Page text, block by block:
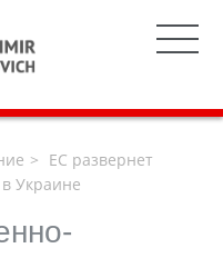
ЕС развернет
Украине